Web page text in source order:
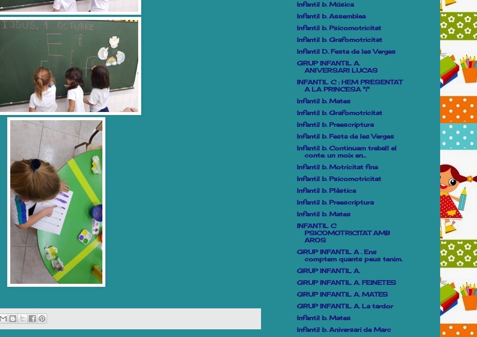
Infantil b. Música
Infantil b. Assemblea
Infantil b. Psicomotricitat
Infantil b. Grafomotricitat
Infantil D. Festa de les Verges
GRUP INFANTIL A.
ANIVERSARI LUCAS
INFANTIL C : HEM PRESENTAT
A LA PRINCESA "i"
Infantil b. Mates
Infantil b. Grafomotricitat
Infantil b. Preescriptura
Infantil b. Festa de les Verges
Infantil b. Continuam treball el
conte: un moix en...
Infantil b. Motricitat fina
Infantil b. Psicomotricitat
Infantil b. Plàstica
Infantil b. Preescriptura
Infantil b. Mates
INFANTIL C
PSICOMOTRICITAT AMB
AROS
GRUP INFANTIL A . Ens
comptem quants peus tenim.
GRUP INFANTIL A.
GRUP INFANTIL A. FEINETES
GRUP INFANTIL A. MATES
GRUP INFANTIL A. La tardor
Infantil b. Mates
Infantil b. Aniversari de Marc